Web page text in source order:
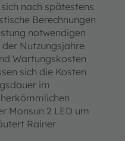
nach spätestens
Berechnungen
notwendigen
Nutzungsjahre
Wartungskosten
sich die Kosten
im
Monsun 2 LED um
Rainer